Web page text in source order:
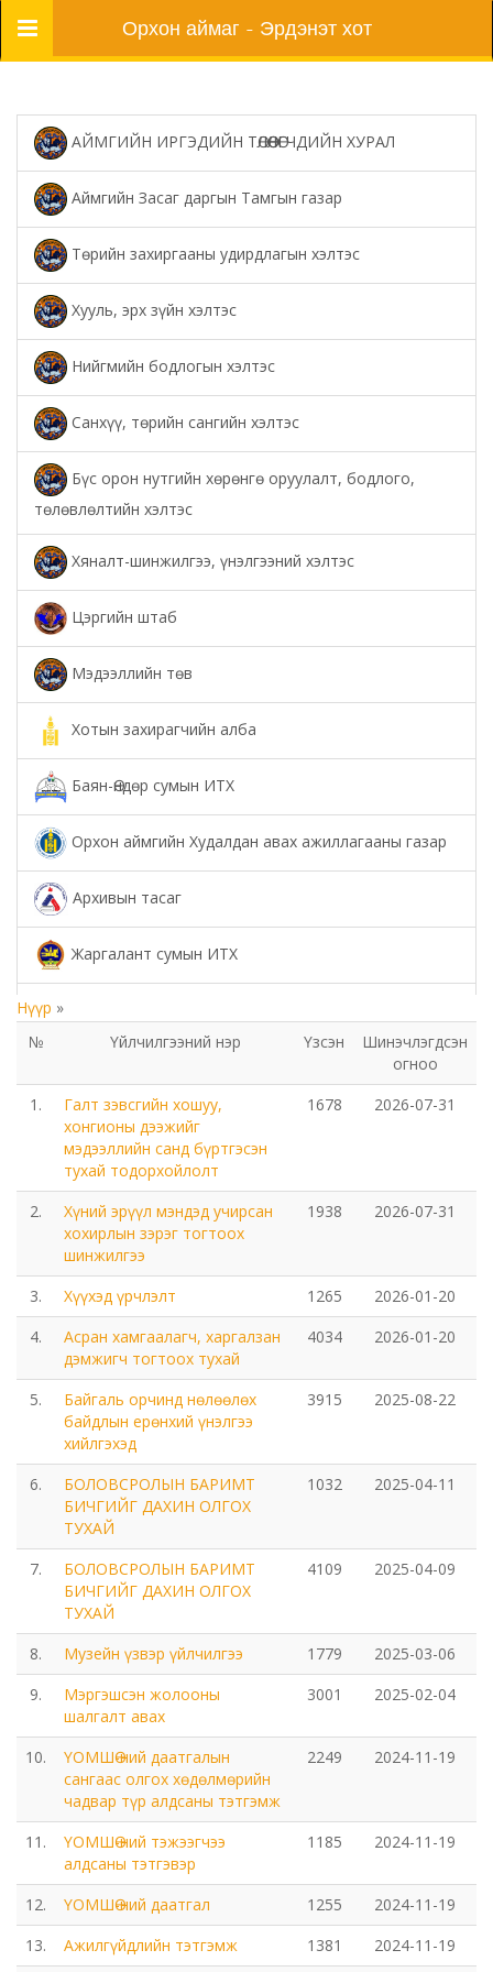
Цэс Орхон аймаг - Эрдэнэт хот
АЙМГИЙН ИРГЭДИЙН ТӨЛӨӨЛӨГЧДИЙН ХУРАЛ
Аймгийн Засаг даргын Тамгын газар
Төрийн захиргааны удирдлагын хэлтэс
Хууль, эрх зүйн хэлтэс
Нийгмийн бодлогын хэлтэс
Санхүү, төрийн сангийн хэлтэс
Бүс орон нутгийн хөрөнгө оруулалт, бодлого,
төлөвлөлтийн хэлтэс
Хяналт-шинжилгээ, үнэлгээний хэлтэс
Цэргийн штаб
Мэдээллийн төв
Хотын захирагчийн алба
Баян-Өндөр сумын ИТХ
Орхон аймгийн Худалдан авах ажиллагааны газар
Архивын тасаг
Жаргалант сумын ИТХ
Орхон аймаг дахь Сум дундын иргэний хэргийн
анхан шатны шүүх
Орхон аймаг дахь Шүүхийн тамгын газар
БОЛОВСРОЛ, ШИНЖЛЭХ УХААНЫ ЯАМНЫ ХАРЬЯА
ОРХОН АЙМАГ ДАХЬ ХӨДӨӨ АЖ АХУЙН МЭРГЭЖЛИЙН
СУРГАЛТ ҮЙЛДВЭРЛЭЛИЙН ТӨВ
Мэргэжлийн сургалт, үйлдвэрлэлийн төв
Боловсролын газар
Мэдээлэл холбооны сүлжээ ХХК Орхон аймгийн
газар
Мэдээлэл шуурхай удирдлагын төв
Нийтийн номын сан
Эрдэнэт Булганы цахилгаан түгээх сүлжээ ТӨХК
Эрдэнэт ус, дулаан түгээх сүлжээ ОНӨХК
Бүсийн оношлогоо эмчилгээний төв
Хот тохижуулах газар
Орхон аймаг Шуудан үйлчилгээний газар
Биеийн тамир, спортын газар
Нүүр »
№
Үйлчилгээний нэр Үзсэн
Шинэчлэгдсэн
огноо
1.
Галт зэвсгийн хошуу,
хонгионы дээжийг
мэдээллийн санд бүртгэсэн
тухай тодорхойлолт
1678 2026-07-31
2.
Хүний эрүүл мэндэд учирсан
хохирлын зэрэг тогтоох
шинжилгээ
1938 2026-07-31
3. Хүүхэд үрчлэлт 1265
2026-01-20
4.
Асран хамгаалагч, харгалзан
дэмжигч тогтоох тухай
4034 2026-01-20
5.
Байгаль орчинд нөлөөлөх
байдлын ерөнхий үнэлгээ
хийлгэхэд
3915 2025-08-22
6.
БОЛОВСРОЛЫН БАРИМТ
БИЧГИЙГ ДАХИН ОЛГОХ
ТУХАЙ
1032 2025-04-11
7.
БОЛОВСРОЛЫН БАРИМТ
БИЧГИЙГ ДАХИН ОЛГОХ
ТУХАЙ
4109 2025-04-09
8. Музейн үзвэр үйлчилгээ 1779
2025-03-06
9.
Мэргэшсэн жолооны
шалгалт авах
3001 2025-02-04
10.
ҮОМШӨ-ний даатгалын
сангаас олгох хөдөлмөрийн
чадвар түр алдсаны тэтгэмж
2249 2024-11-19
11.
ҮОМШӨ-ний тэжээгчээ
алдсаны тэтгэвэр
1185 2024-11-19
12. ҮОМШӨ-ний даатгал 1255
2024-11-19
13.
Ажилгүйдлийн тэтгэмж 1381 2024-11-19